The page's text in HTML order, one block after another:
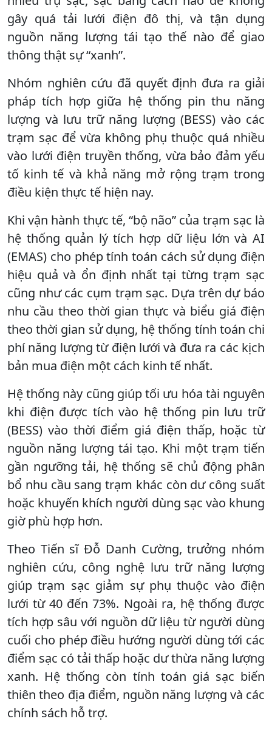
gây quá tải lưới điện đô thị, và tận dụng
nguồn năng lượng tái tạo thế nào để giao
thông thật sự “xanh”.
Nhóm nghiên cứu đã quyết định đưa ra giải
pháp tích hợp giữa hệ thống pin thu năng
lượng và lưu trữ năng lượng (BESS) vào các
trạm sạc để vừa không phụ thuộc quá nhiều
vào lưới điện truyền thống, vừa bảo đảm yếu
tố kinh tế và khả năng mở rộng trạm trong
điều kiện thực tế hiện nay.
Khi vận hành thực tế, “bộ não” của trạm sạc là
hệ thống quản lý tích hợp dữ liệu lớn và AI
(EMAS) cho phép tính toán cách sử dụng điện
hiệu quả và ổn định nhất tại từng trạm sạc
cũng như các cụm trạm sạc. Dựa trên dự báo
nhu cầu theo thời gian thực và biểu giá điện
theo thời gian sử dụng, hệ thống tính toán chi
phí năng lượng từ điện lưới và đưa ra các kịch
bản mua điện một cách kinh tế nhất.
Hệ thống này cũng giúp tối ưu hóa tài nguyên
khi điện được tích vào hệ thống pin lưu trữ
(BESS) vào thời điểm giá điện thấp, hoặc từ
nguồn năng lượng tái tạo. Khi một trạm tiến
gần ngưỡng tải, hệ thống sẽ chủ động phân
bổ nhu cầu sang trạm khác còn dư công suất
hoặc khuyến khích người dùng sạc vào khung
giờ phù hợp hơn.
Theo Tiến sĩ Đỗ Danh Cường, trưởng nhóm
nghiên cứu, công nghệ lưu trữ năng lượng
giúp trạm sạc giảm sự phụ thuộc vào điện
lưới từ 40 đến 73%. Ngoài ra, hệ thống được
tích hợp sâu với nguồn dữ liệu từ người dùng
cuối cho phép điều hướng người dùng tới các
điểm sạc có tải thấp hoặc dư thừa năng lượng
xanh. Hệ thống còn tính toán giá sạc biến
thiên theo địa điểm, nguồn năng lượng và các
chính sách hỗ trợ.